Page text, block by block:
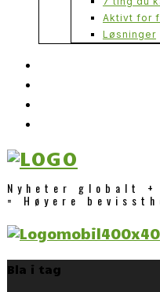
Aktivt for
Løsninger
Nyheter globalt
= Høyere
Bla i tag